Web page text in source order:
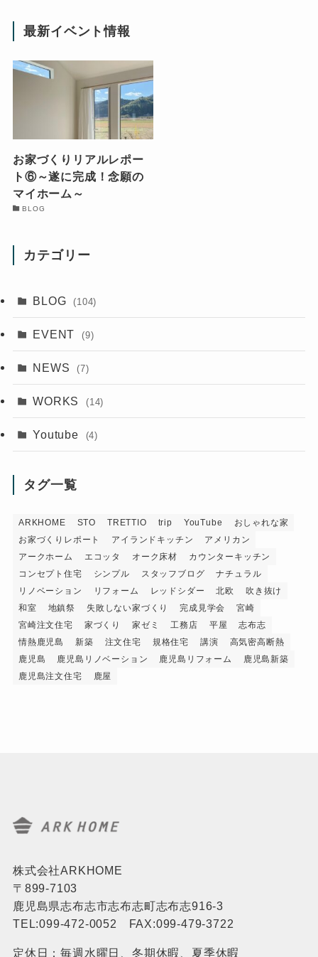
最新イベント情報
お家づくりリアルレポー
ト⑥～遂に完成！念願の
マイホーム～
BLOG
カテゴリー
BLOG (104)
EVENT (9)
NEWS (7)
WORKS (14)
Youtube (4)
タグ一覧
ARKHOME STO TRETTIO trip YouTube
おしゃれな家
お家づくりレポート
アイランドキッチン
アメリカン
アークホーム
エコッタ オーク床材
カウンターキッチン
コンセプト住宅
シンプル スタッフブログ
ナチュラル
リノベーション
リフォーム レッドシダー 北欧
吹き抜け
和室
地鎮祭 失敗しない家づくり 完成見学会
宮崎
宮崎注文住宅
家づくり 家ゼミ 工務店 平屋
志布志
情熱鹿児島
新築 注文住宅 規格住宅 講演
高気密高断熱
鹿児島
鹿児島リノベーション 鹿児島リフォーム
鹿児島新築
鹿児島注文住宅
鹿屋
株式会社ARKHOME
〒899-7103
鹿児島県志布志市志布志町志布志916-3
TEL:099-472-0052 FAX:099-479-3722
定休日：毎週水曜日、冬期休暇、夏季休暇